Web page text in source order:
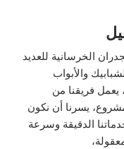
الخرسانية للعديد
والأبواب
يعمل فريقنا من
يسرنا أن نكون
الدقيقة وسرعة